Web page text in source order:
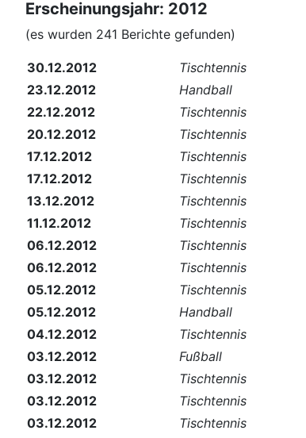
Erscheinungsjahr: 2012
(es wurden 241 Berichte gefunden)
30.12.2012 Tischtennis
23.12.2012
Handball
22.12.2012
Tischtennis
20.12.2012
Tischtennis
17.12.2012
Tischtennis
17.12.2012
Tischtennis
13.12.2012
Tischtennis
11.12.2012
Tischtennis
06.12.2012
Tischtennis
06.12.2012
Tischtennis
05.12.2012
Tischtennis
05.12.2012
Handball
04.12.2012
Tischtennis
03.12.2012
Fußball
03.12.2012
Tischtennis
03.12.2012
Tischtennis
03.12.2012
Tischtennis